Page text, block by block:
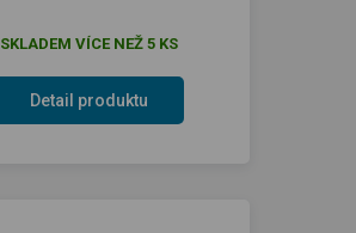
SKLADEM VÍCE NEŽ 5 KS
Detail produktu